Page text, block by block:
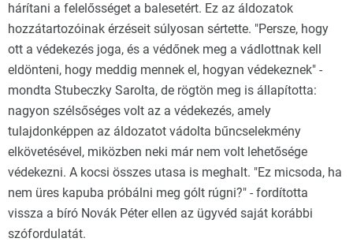
hárítani a felelősséget a balesetért. Ez az áldozatok
hozzátartozóinak érzéseit súlyosan sértette. "Persze, hogy
ott a védekezés joga, és a védőnek meg a vádlottnak kell
eldönteni, hogy meddig mennek el, hogyan védekeznek" -
mondta Stubeczky Sarolta, de rögtön meg is állapította:
nagyon szélsőséges volt az a védekezés, amely
tulajdonképpen az áldozatot vádolta bűncselekmény
elkövetésével, miközben neki már nem volt lehetősége
védekezni. A kocsi összes utasa is meghalt. "Ez micsoda, ha
nem üres kapuba próbálni meg gólt rúgni?" - fordította
vissza a bíró Novák Péter ellen az ügyvéd saját korábbi
szófordulatát.